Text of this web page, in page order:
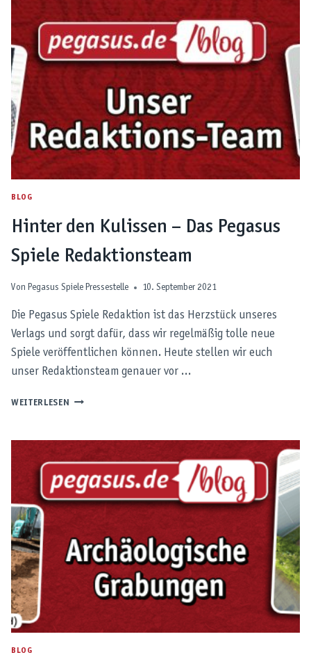
GIRLS‘
UND
BOYS‘
DAY
BLOG
Hinter den Kulissen – Das Pegasus
Spiele Redaktionsteam
Von Pegasus Spiele Pressestelle 10. September 2021
Die Pegasus Spiele Redaktion ist das Herzstück unseres
Verlags und sorgt dafür, dass wir regelmäßig tolle neue
Spiele veröffentlichen können. Heute stellen wir euch
unser Redaktionsteam genauer vor …
WEITERLESEN
HINTER
–
DAS
PEGASUS
SPIELE
REDAKTIONSTEAM
BLOG